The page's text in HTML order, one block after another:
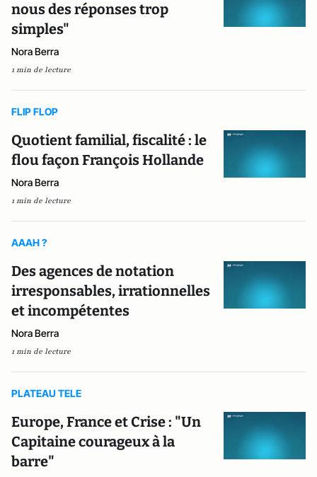
nous des réponses trop
simples"
Nora Berra
1 min de lecture
FLIP FLOP
Quotient familial, fiscalité : le
flou façon François Hollande
Nora Berra
1 min de lecture
AAAH ?
Des agences de notation
irresponsables, irrationnelles
et incompétentes
Nora Berra
1 min de lecture
PLATEAU TELE
Europe, France et Crise : "Un
Capitaine courageux à la
barre"